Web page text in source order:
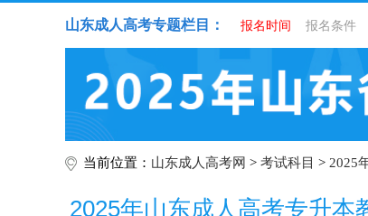
山东成人高考专题栏目： 报名时间 报名条件
当前位置： 山东成人高考网 > 考试科目 > 2025
2025年山东成人高考专升本